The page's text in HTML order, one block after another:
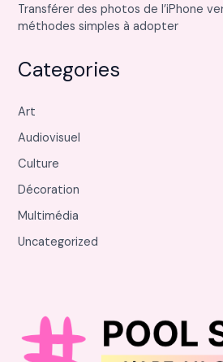
Transférer des photos de l’iPhone
méthodes simples à adopter
Categories
Art
Audiovisuel
Culture
Décoration
Multimédia
Uncategorized